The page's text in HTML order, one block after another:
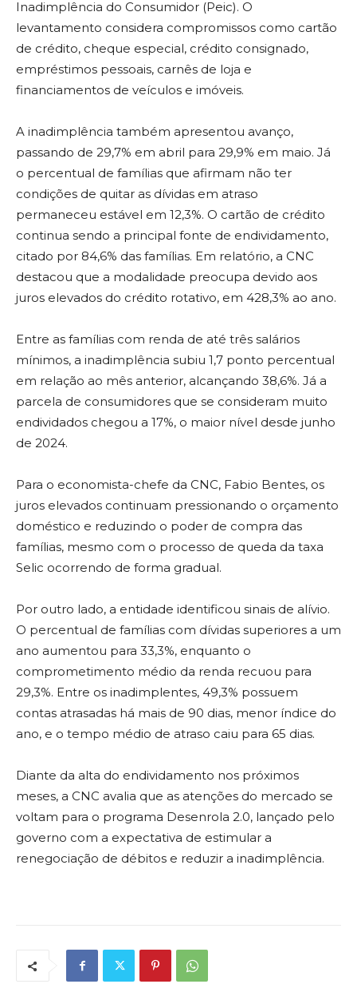
Inadimplência do Consumidor (Peic). O
levantamento considera compromissos como cartão
de crédito, cheque especial, crédito consignado,
empréstimos pessoais, carnês de loja e
financiamentos de veículos e imóveis.
A inadimplência também apresentou avanço,
passando de 29,7% em abril para 29,9% em maio. Já
o percentual de famílias que afirmam não ter
condições de quitar as dívidas em atraso
permaneceu estável em 12,3%. O cartão de crédito
continua sendo a principal fonte de endividamento,
citado por 84,6% das famílias. Em relatório, a CNC
destacou que a modalidade preocupa devido aos
juros elevados do crédito rotativo, em 428,3% ao ano.
Entre as famílias com renda de até três salários
mínimos, a inadimplência subiu 1,7 ponto percentual
em relação ao mês anterior, alcançando 38,6%. Já a
parcela de consumidores que se consideram muito
endividados chegou a 17%, o maior nível desde junho
de 2024.
Para o economista-chefe da CNC, Fabio Bentes, os
juros elevados continuam pressionando o orçamento
doméstico e reduzindo o poder de compra das
famílias, mesmo com o processo de queda da taxa
Selic ocorrendo de forma gradual.
Por outro lado, a entidade identificou sinais de alívio.
O percentual de famílias com dívidas superiores a um
ano aumentou para 33,3%, enquanto o
comprometimento médio da renda recuou para
29,3%. Entre os inadimplentes, 49,3% possuem
contas atrasadas há mais de 90 dias, menor índice do
ano, e o tempo médio de atraso caiu para 65 dias.
Diante da alta do endividamento nos próximos
meses, a CNC avalia que as atenções do mercado se
voltam para o programa Desenrola 2.0, lançado pelo
governo com a expectativa de estimular a
renegociação de débitos e reduzir a inadimplência.